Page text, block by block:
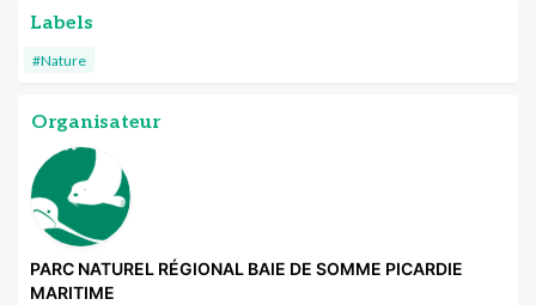
Labels
#Nature
Organisateur
PARC NATUREL RÉGIONAL BAIE DE SOMME PICARDIE
MARITIME